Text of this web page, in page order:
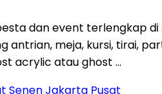
dan event terlengkap
meja, kursi, tirai,
acrylic atau ghost …